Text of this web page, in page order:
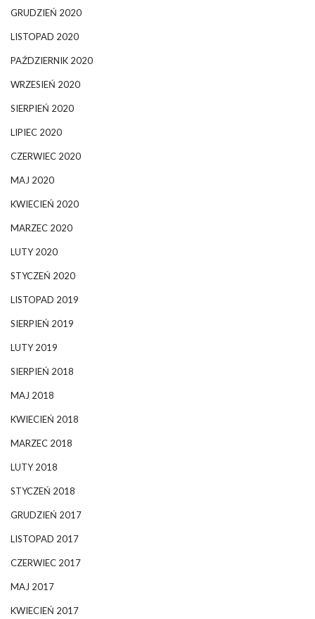
GRUDZIEŃ 2020
LISTOPAD 2020
PAŹDZIERNIK 2020
WRZESIEŃ 2020
SIERPIEŃ 2020
LIPIEC 2020
CZERWIEC 2020
MAJ 2020
KWIECIEŃ 2020
MARZEC 2020
LUTY 2020
STYCZEŃ 2020
LISTOPAD 2019
SIERPIEŃ 2019
LUTY 2019
SIERPIEŃ 2018
MAJ 2018
KWIECIEŃ 2018
MARZEC 2018
LUTY 2018
STYCZEŃ 2018
GRUDZIEŃ 2017
LISTOPAD 2017
CZERWIEC 2017
MAJ 2017
KWIECIEŃ 2017